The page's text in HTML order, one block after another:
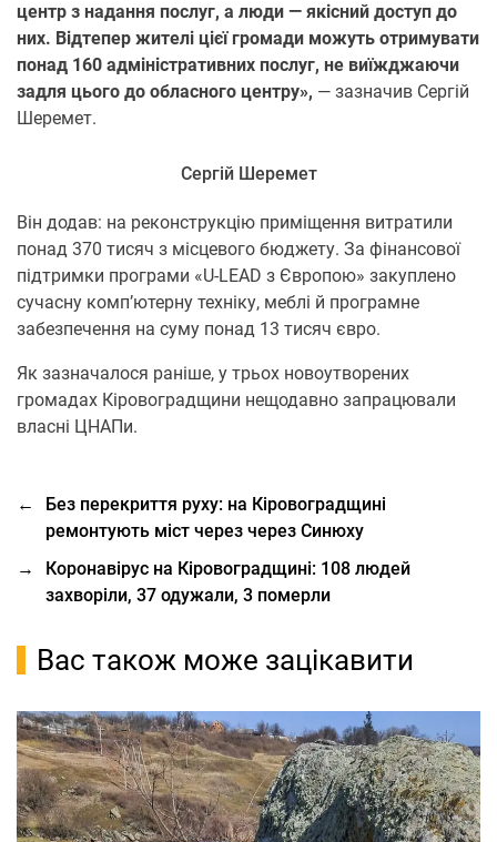
центр з надання послуг, а люди — якісний доступ до
них. Відтепер жителі цієї громади можуть отримувати
понад 160 адміністративних послуг, не виїжджаючи
задля цього до обласного центру», — зазначив Сергій
Шеремет.
Сергій Шеремет
Він додав: на реконструкцію приміщення витратили
понад 370 тисяч з місцевого бюджету. За фінансової
підтримки програми «U-LEAD з Європою» закуплено
сучасну комп’ютерну техніку, меблі й програмне
забезпечення на суму понад 13 тисяч євро.
Як зазначалося раніше, у трьох новоутворених
громадах Кіровоградщини нещодавно запрацювали
власні ЦНАПи.
←
Без перекриття руху: на Кіровоградщині
ремонтують міст через через Синюху
→
Коронавірус на Кіровоградщині: 108 людей
захворіли, 37 одужали, 3 померли
Вас також може зацікавити